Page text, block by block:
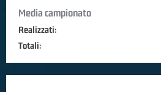
Media campionato
Realizzati:
Totali: